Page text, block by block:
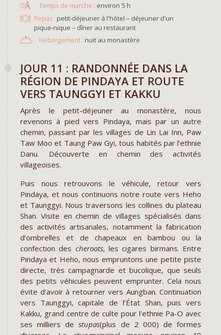
environ 5 h
Repas : petit-déjeuner à l'hôtel – déjeuner d'un
pique-nique – dîner au restaurant
Hébergement : nuit au monastère
JOUR 11 : RANDONNÉE DANS LA
RÉGION DE PINDAYA ET ROUTE
VERS TAUNGGYI ET KAKKU
Après le petit-déjeuner au monastère, nous
revenons à pied vers Pindaya, mais par un autre
chemin, passant par les villages de Lin Lai Inn, Paw
Taw Moo et Taung Paw Gyi, tous habités par l’ethnie
Danu. Découverte en chemin des activités
villageoises.
Puis nous retrouvons le véhicule, retour vers
Pindaya, et nous continuons notre route vers Heho
et Taunggyi. Nous traversons les collines du plateau
Shan. Visite en chemin de villages spécialisés dans
des activités artisanales, notamment la fabrication
d’ombrelles et de chapeaux en bambou ou la
confection des cheroots, les cigares birmans. Entre
Pindaya et Heho, nous empruntons une petite piste
directe, très campagnarde et bucolique, que seuls
des petits véhicules peuvent emprunter. Cela nous
évite d'avoir à retourner vers Aungban. Continuation
vers Taunggyi, capitale de l’État Shan, puis vers
Kakku, grand centre de culte pour l'ethnie Pa-O avec
ses milliers destupas(plus de 2 000) de formes